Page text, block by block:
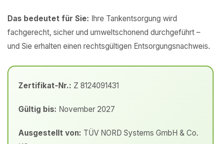
Das bedeutet für Sie: Ihre Tankentsorgung wird
fachgerecht, sicher und umweltschonend durchgeführt –
und Sie erhalten einen rechtsgültigen Entsorgungsnachweis.
Zertifikat-Nr.: Z 8124091431
Gültig bis: November 2027
Ausgestellt von: TÜV NORD Systems GmbH & Co.